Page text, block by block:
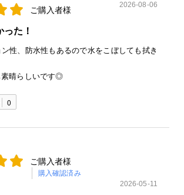
ご購入者様
2026-08-06
た！
性、防水性もあるので水をこぼしても拭き
素晴らしいです◎
0
ご購入者様
購入確認済み
2026-05-11